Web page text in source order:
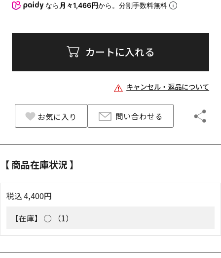
なら 月々1,466円から。分割手数料無料
カートに入れる
キャンセル・返品について
お気に入り 問い合わせる
【 商品在庫状況 】
税込4,400円
【在庫】 ◯ （1）